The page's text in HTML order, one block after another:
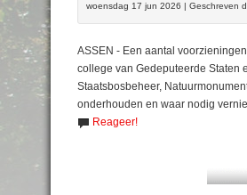
woensdag 17 jun 2026 | Geschreven
ASSEN - Een aantal
college van Gedeputeerde Staten
Staatsbosbeheer,
onderhouden en waar nodig
Reageer!